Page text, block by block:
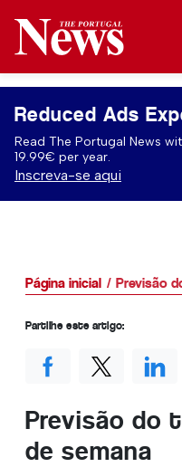
Reduced Ads
Read The Portugal News
19.99€ per year.
Inscreva-se aqui
Página inicial Previsão
Previsão do
de semana
Partilhe este artigo: